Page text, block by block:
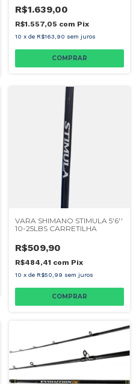
R$1.639,00
R$1.557,05 com Pix
10 x de R$163,90 sem juros
VARA SHIMANO STIMULA 5'6''
10-25LBS CARRETILHA
R$509,90
R$484,41 com Pix
10 x de R$50,99 sem juros